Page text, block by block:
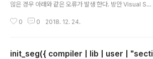
않은 경우 아래와 같은 오류가 발생 한다. 방안 Visual Stu
는 WTL 이 내장 되지 않아 추가 설치 해야 한다. 먼저, htt
폴더에 압축을 푼다. 압축을 푼 WTL 폴더에 가면 AppWi
0 0 2018. 12. 24.
init_seg({ compiler | lib | user | "secti